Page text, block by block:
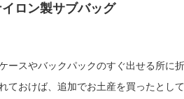
ロン製サブバッグ
ースやバックパックのすぐ出せる所に折
ておけば、追加でお土産を買ったとして